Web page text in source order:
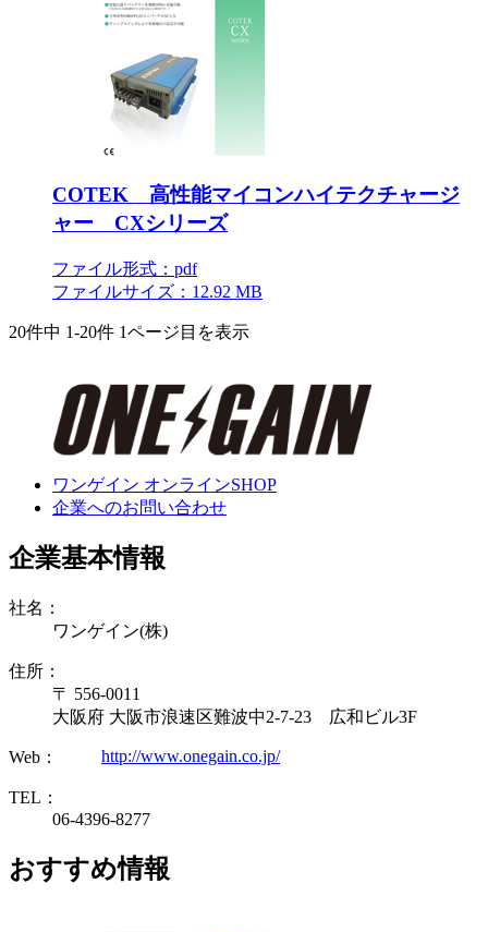
COTEK 高性能マイコンハイテクチャージ
ャー CXシリーズ
ファイル形式：pdf
ファイルサイズ：12.92 MB
20件中 1-20件 1ページ目を表示
ワンゲイン オンラインSHOP
企業へのお問い合わせ
企業基本情報
社名：
ワンゲイン(株)
住所：
〒 556-0011
大阪府 大阪市浪速区難波中2-7-23 広和ビル3F
Web： http://www.onegain.co.jp/
TEL：
06-4396-8277
おすすめ情報